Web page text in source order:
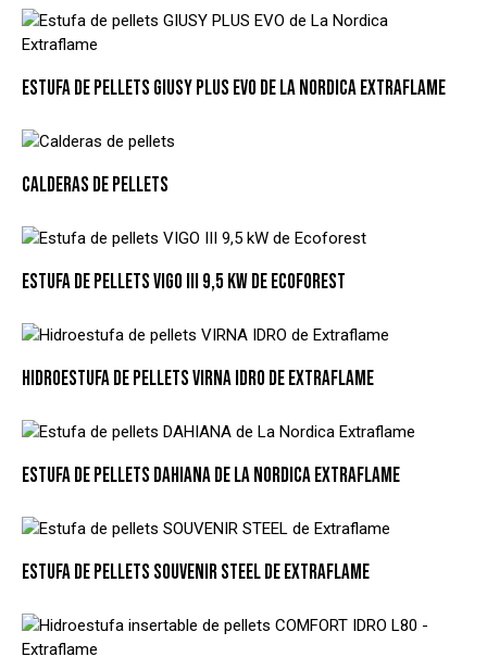
ESTUFA DE PELLETS GIUSY PLUS EVO DE LA NORDICA EXTRAFLAME
CALDERAS DE PELLETS
ESTUFA DE PELLETS VIGO III 9,5 KW DE ECOFOREST
HIDROESTUFA DE PELLETS VIRNA IDRO DE EXTRAFLAME
ESTUFA DE PELLETS DAHIANA DE LA NORDICA EXTRAFLAME
ESTUFA DE PELLETS SOUVENIR STEEL DE EXTRAFLAME